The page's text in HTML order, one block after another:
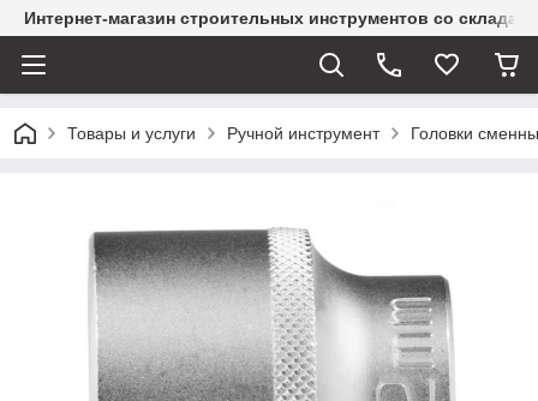
Интернет-магазин строительных инструментов со склада
Товары и услуги Ручной инструмент Головки